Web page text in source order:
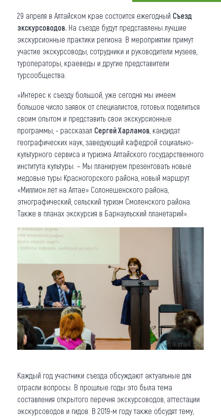
Что привезти (сувениры)
О регионе
Коллекция впечатлений
Другие рубрики
29 апреля в Алтайском крае состоится ежегодный Съезд
экскурсоводов. На съезде будут представлены лучшие
экскурсионные практики региона. В мероприятии примут
участие экскурсоводы, сотрудники и руководители музеев,
туроператоры, краеведы и другие представители
турсообщества.
«Интерес к съезду большой, уже сегодня мы имеем
большое число заявок от специалистов, готовых поделиться
своим опытом и представить свои экскурсионные
программы, - рассказал Сергей Харламов , кандидат
географических наук, заведующий кафедрой социально-
культурного сервиса и туризма Алтайского государственного
института культуры. – Мы планируем презентовать новые
медовые туры Красногорского района, новый маршрут
«Миллион лет на Алтае» Солонешенского района,
этнографический, сельский туризм Смоленского района.
Также в планах экскурсия в Барнаульский планетарий».
Каждый год участники съезда обсуждают актуальные для
отрасли вопросы. В прошлые годы это была тема
составления открытого перечня экскурсоводов, аттестации
экскурсоводов и гидов. В 2019-м году также обсудят тему,